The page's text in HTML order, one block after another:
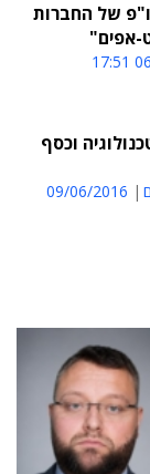
של החברות
אפים"
וכסף
09/06/2016